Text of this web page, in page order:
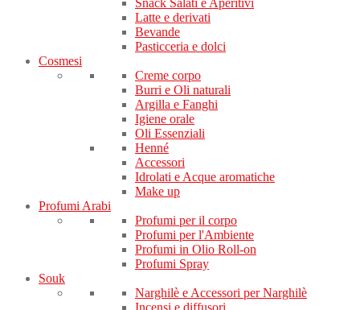
Snack Salati e Aperitivi
Latte e derivati
Bevande
Pasticceria e dolci
Cosmesi
Creme corpo
Burri e Oli naturali
Argilla e Fanghi
Igiene orale
Oli Essenziali
Henné
Accessori
Idrolati e Acque aromatiche
Make up
Profumi Arabi
Profumi per il corpo
Profumi per l'Ambiente
Profumi in Olio Roll-on
Profumi Spray
Souk
Narghilè e Accessori per Narghilè
Incensi e diffusori